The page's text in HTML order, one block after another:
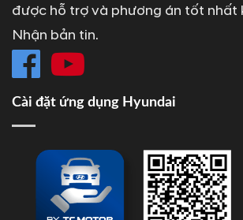
được hỗ trợ và phương án tốt nhất
Nhận bản tin.
Cài đặt ứng dụng Hyundai